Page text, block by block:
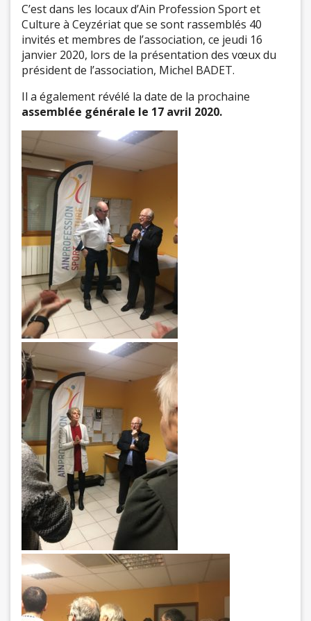
C’est dans les locaux d’Ain Profession Sport et
Culture à Ceyzériat que se sont rassemblés 40
invités et membres de l’association, ce jeudi 16
janvier 2020, lors de la présentation des vœux du
président de l’association, Michel BADET.
Il a également révélé la date de la prochaine
assemblée générale le 17 avril 2020.